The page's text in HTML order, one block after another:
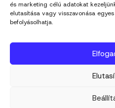
és marketing célú adatokat
elutasítása vagy visszavonása
befolyásolhatja.